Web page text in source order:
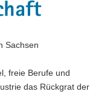
Sachsen
freie Berufe und
das Rückgrat der